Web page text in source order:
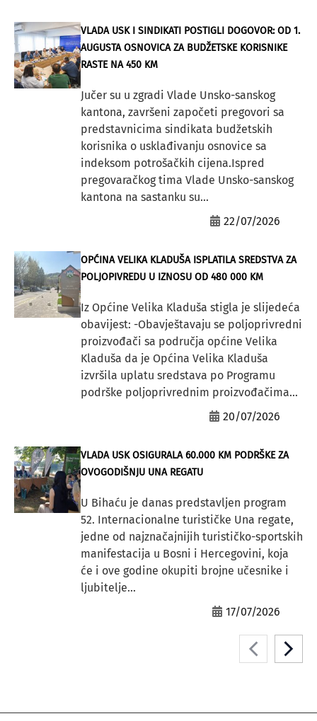
VLADA USK I SINDIKATI POSTIGLI DOGOVOR: OD 1.
AUGUSTA OSNOVICA ZA BUDŽETSKE KORISNIKE
RASTE NA 450 KM
Jučer su u zgradi Vlade Unsko-sanskog
kantona, završeni započeti pregovori sa
predstavnicima sindikata budžetskih
korisnika o usklađivanju osnovice sa
indeksom potrošačkih cijena.Ispred
pregovaračkog tima Vlade Unsko-sanskog
kantona na sastanku su...
22/07/2026
OPĆINA VELIKA KLADUŠA ISPLATILA SREDSTVA ZA
POLJOPIVREDU U IZNOSU OD 480 000 KM
Iz Općine Velika Kladuša stigla je slijedeća
obavijest: -Obavještavaju se poljoprivredni
proizvođači sa područja općine Velika
Kladuša da je Općina Velika Kladuša
izvršila uplatu sredstava po Programu
podrške poljoprivrednim proizvođačima...
20/07/2026
VLADA USK OSIGURALA 60.000 KM PODRŠKE ZA
OVOGODIŠNJU UNA REGATU
U Bihaću je danas predstavljen program
52. Internacionalne turističke Una regate,
jedne od najznačajnijih turističko-sportskih
manifestacija u Bosni i Hercegovini, koja
će i ove godine okupiti brojne učesnike i
ljubitelje...
17/07/2026